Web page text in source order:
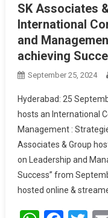
SK Associates
International
and
achieving
September 25, 2024
Hyderabad: 25
hosts an International
Management :
Associates & Group
on Leadership and
Success” from
hosted online &